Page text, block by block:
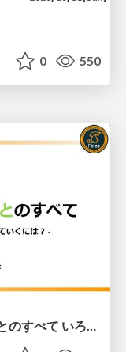
0 550